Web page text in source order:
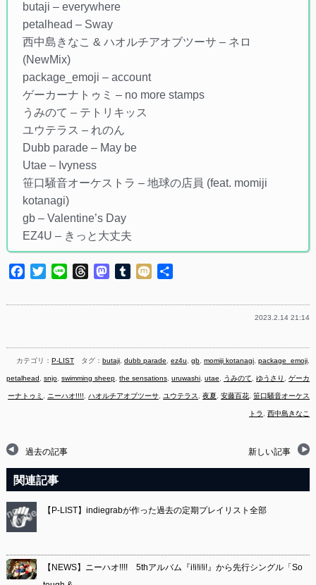
butaji – everywhere
petalhead – Sway
西中島きなこ & ハオルチアオブツーサ – ネロ
(NewMix)
package_emoji – account
ゲーカーナトゥミ – no more stamps
うみのて – テトリキッス
ユウテラス – れのん
Dubb parade – May be
Utae – Ivyness
笹口騒音オーケストラ – 地球の店員 (feat. momiji
kotanagi)
gb – Valentine’s Day
EZ4U – きっと大丈夫
Facebook
TwitterLine ThreadsMastodon
Tumblr
Mixi
2023.2.14 21:14
カテゴリ：P-LIST タグ：butaji ,dubb parade ,ez4u ,gb ,momiji kotanagi ,package_emoji
petalhead ,snjo ,swimming sheep ,the sensations ,uruwashi ,utae うみのて ,ゆうさり ,ゲーカ
ーナトゥミ ニーハオ!!!! ,ハオルチアオブツーサ ユウテラス ,夜夏 ,安藤百花 ,笹口騒音オーケス
トラ ,西中島きなこ
過去の記事 新しい記事
関連記事
【P-LIST】indiegrabが作った過去の定期プレイリスト全部
【NEWS】ニーハオ!!!! 5thアルバム『i!i!i!i!』から先行シングル「So